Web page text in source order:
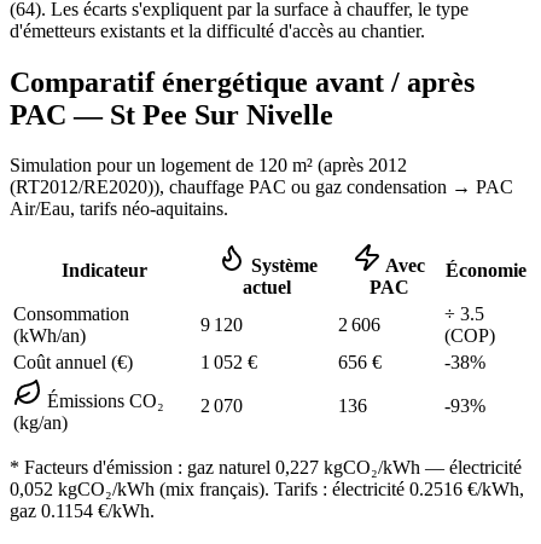
(64). Les écarts s'expliquent par la surface à chauffer, le type
d'émetteurs existants et la difficulté d'accès au chantier.
Comparatif énergétique avant / après
PAC — St Pee Sur Nivelle
Simulation pour un logement de 120 m² (après 2012
(RT2012/RE2020)), chauffage PAC ou gaz condensation → PAC
Air/Eau, tarifs néo-aquitains.
Indicateur
Système
actuel
Avec
PAC
Économie
Consommation
(kWh/an)
9 120 2 606
÷ 3.5
(COP)
Coût annuel (€)
1 052 € 656 € -38%
Émissions CO₂
(kg/an)
2 070 136 -93%
* Facteurs d'émission : gaz naturel 0,227 kgCO₂/kWh — électricité
0,052 kgCO₂/kWh (mix français). Tarifs : électricité 0.2516 €/kWh,
gaz 0.1154 €/kWh.